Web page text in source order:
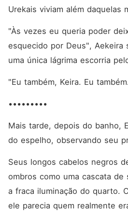
Urekais viviam além daquelas
"Às vezes eu queria poder
esquecido por Deus", Aekeira
uma única lágrima escorria
"Eu também, Keira. Eu
•••••••••
Mais tarde, depois do banho,
do espelho, observando seu
Seus longos cabelos negros
ombros como uma cascata de
a fraca iluminação do quarto.
ele parecia quem realmente